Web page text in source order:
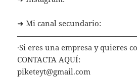
➜ Mi canal secundario:
·Si eres una empresa y quieres
CONTACTA AQUÍ:
piketeyt@gmail.com